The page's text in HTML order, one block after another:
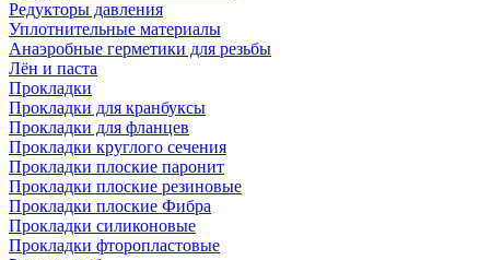
Редукторы давления
Уплотнительные материалы
Анаэробные герметики для резьбы
Лён и паста
Прокладки
Прокладки для кранбуксы
Прокладки для фланцев
Прокладки круглого сечения
Прокладки плоские паронит
Прокладки плоские резиновые
Прокладки плоские Фибра
Прокладки силиконовые
Прокладки фторопластовые